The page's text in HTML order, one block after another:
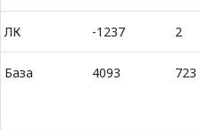
ЛК -1237 2
База 4093 723